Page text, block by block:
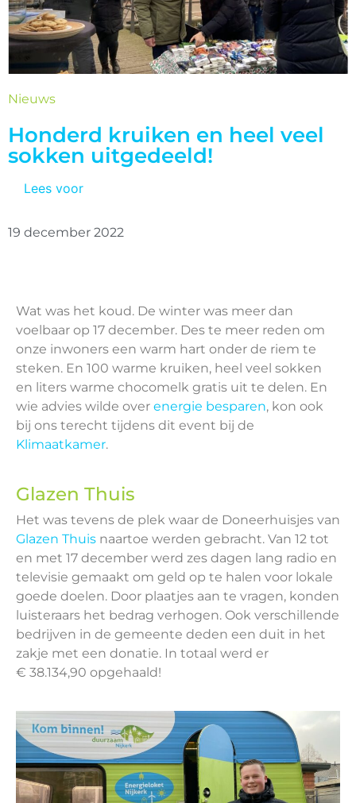
Nieuws
Honderd kruiken en heel veel
sokken uitgedeeld!
Lees voor
19 december 2022
Wat was het koud. De winter was meer dan
voelbaar op 17 december. Des te meer reden om
onze inwoners een warm hart onder de riem te
steken. En 100 warme kruiken, heel veel sokken
en liters warme chocomelk gratis uit te delen. En
wie advies wilde over energie besparen, kon ook
bij ons terecht tijdens dit event bij de
Klimaatkamer.
Glazen Thuis
Het was tevens de plek waar de Doneerhuisjes van
Glazen Thuis naartoe werden gebracht. Van 12 tot
en met 17 december werd zes dagen lang radio en
televisie gemaakt om geld op te halen voor lokale
goede doelen. Door plaatjes aan te vragen, konden
luisteraars het bedrag verhogen. Ook verschillende
bedrijven in de gemeente deden een duit in het
zakje met een donatie. In totaal werd er
€ 38.134,90 opgehaald!